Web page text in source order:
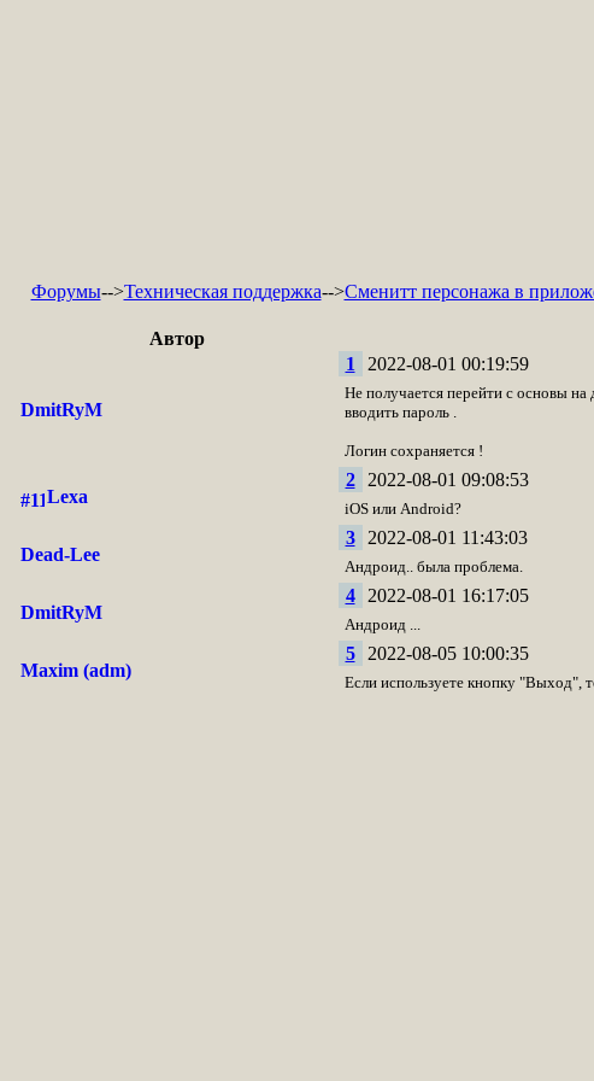
Форумы-->Техническая поддержка-->Сменитт персонажа в
Автор
DmitRyM
1 2022-08-01 00:19:59
Не получается перейти с основы
вводить пароль .
Логин сохраняется !
Lexa
2 2022-08-01 09:08:53
iOS или Android?
Dead-Lee
3 2022-08-01 11:43:03
Андроид.. была проблема.
DmitRyM
4 2022-08-01 16:17:05
Андроид ...
Maxim (adm)
5 2022-08-05 10:00:35
Если используете кнопку "Выход",